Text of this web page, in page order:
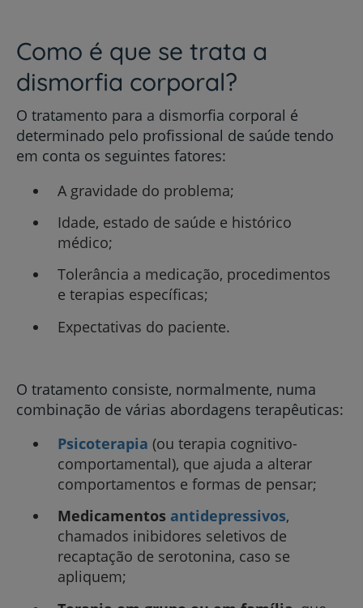
Como é que se trata a
dismorfia corporal?
O tratamento para a dismorfia corporal é
determinado pelo profissional de saúde tendo
em conta os seguintes fatores:
A gravidade do problema;
Idade, estado de saúde e histórico
médico;
Tolerância a medicação, procedimentos
e terapias específicas;
Expectativas do paciente.
O tratamento consiste, normalmente, numa
combinação de várias abordagens terapêuticas:
Psicoterapia (ou terapia cognitivo-
comportamental), que ajuda a alterar
comportamentos e formas de pensar;
Medicamentos antidepressivos,
chamados inibidores seletivos de
recaptação de serotonina, caso se
apliquem;